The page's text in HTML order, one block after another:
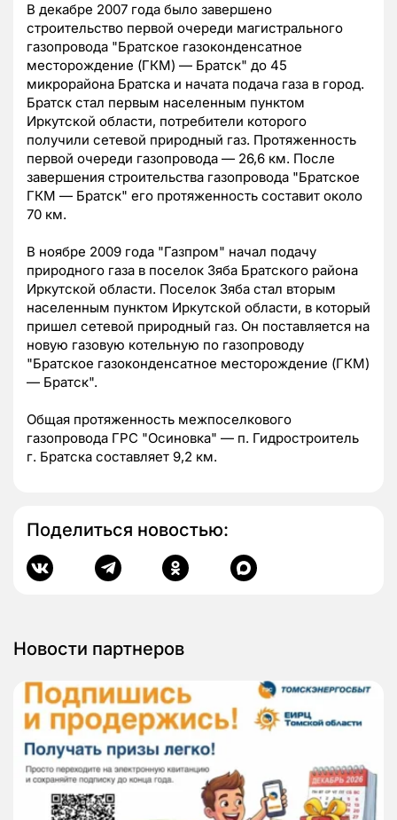
В декабре 2007 года было завершено
строительство первой очереди магистрального
газопровода "Братское газоконденсатное
месторождение (ГКМ) — Братск" до 45
микрорайона Братска и начата подача газа в город.
Братск стал первым населенным пунктом
Иркутской области, потребители которого
получили сетевой природный газ. Протяженность
первой очереди газопровода — 26,6 км. После
завершения строительства газопровода "Братское
ГКМ — Братск" его протяженность составит около
70 км.
В ноябре 2009 года "Газпром" начал подачу
природного газа в поселок Зяба Братского района
Иркутской области. Поселок Зяба стал вторым
населенным пунктом Иркутской области, в который
пришел сетевой природный газ. Он поставляется на
новую газовую котельную по газопроводу
"Братское газоконденсатное месторождение (ГКМ)
— Братск".
Общая протяженность межпоселкового
газопровода ГРС "Осиновка" — п. Гидростроитель
г. Братска составляет 9,2 км.
Поделиться новостью:
Новости партнеров